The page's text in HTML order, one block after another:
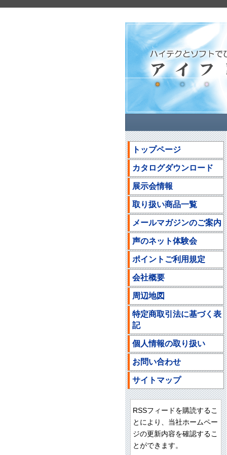
トップページ
カタログダウンロード
展示会情報
取り扱い商品一覧
メールマガジンのご案内
声のネット体験会
ポイントご利用規定
会社概要
周辺地図
特定商取引法に基づく表
記
個人情報の取り扱い
お問い合わせ
サイトマップ
RSSフィードを購読するこ
とにより、当社ホームペー
ジの更新内容を確認するこ
とができます。